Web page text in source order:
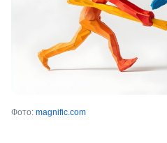
Фото: magnific.com